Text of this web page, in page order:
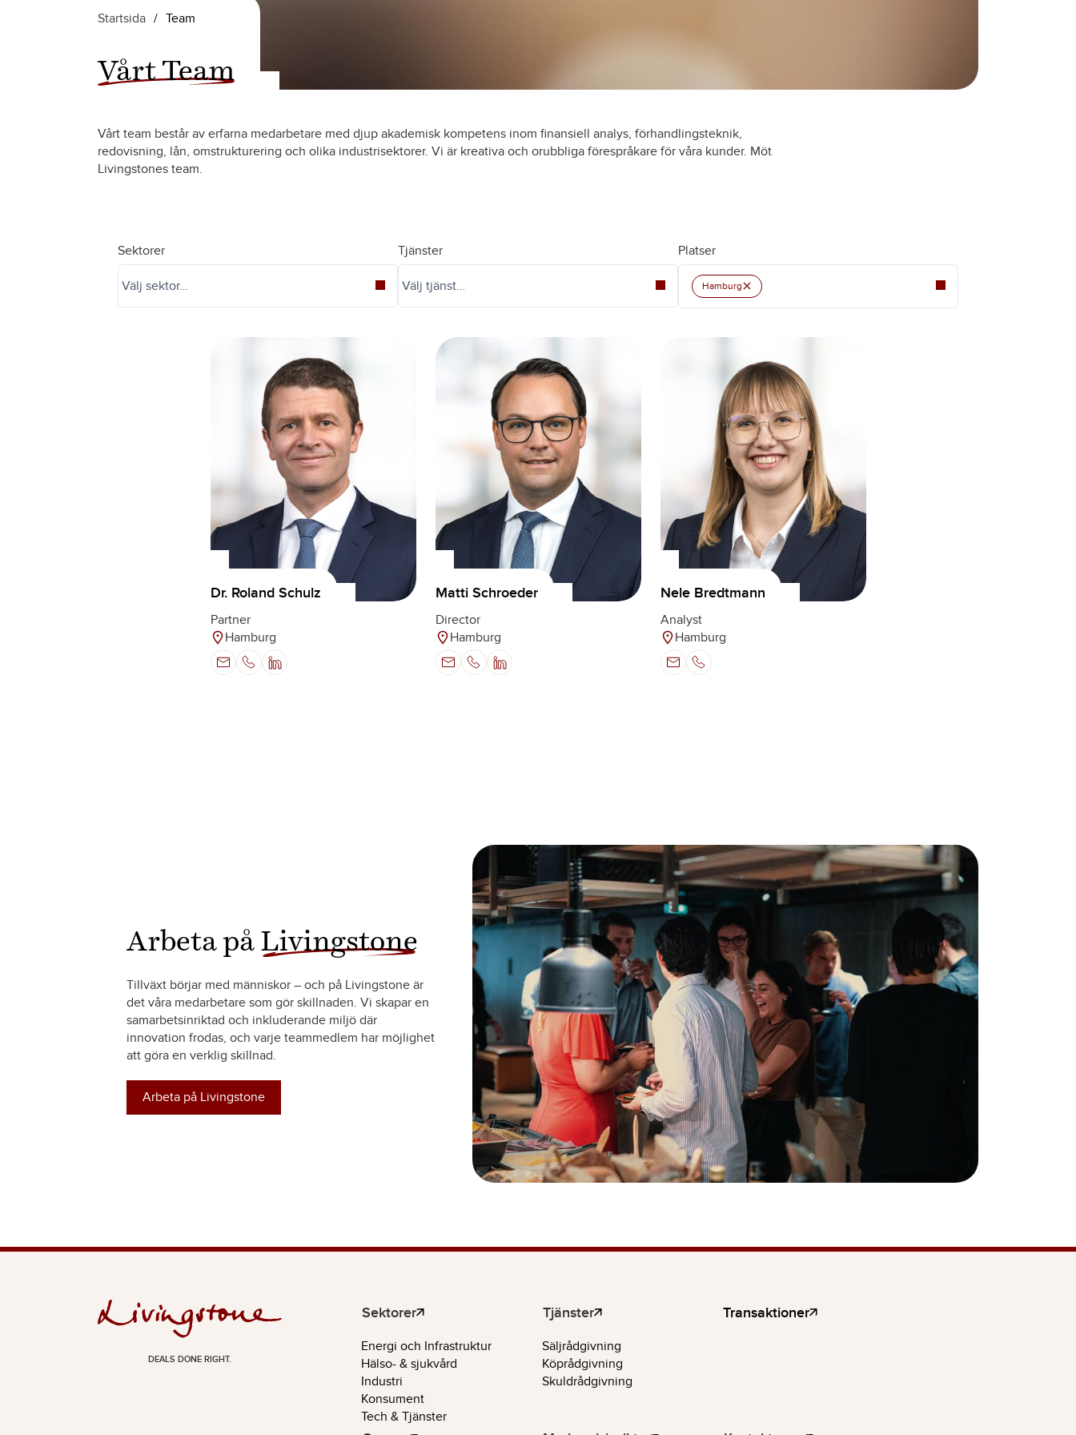
Startsida / Team
Vårt Team
Vårt team består av erfarna medarbetare med djup akademisk kompetens inom finansiell analys, förhandlingsteknik,
redovisning, lån, omstrukturering och olika industrisektorer. Vi är kreativa och orubbliga förespråkare för våra kunder. Möt
Livingstones team.
Sektorer Tjänster Platser
Hamburg×
Dr. Roland Schulz
Partner
Hamburg
Matti Schroeder
Director
Hamburg
Nele Bredtmann
Analyst
Hamburg
Arbeta på Livingstone
Tillväxt börjar med människor – och på Livingstone är
det våra medarbetare som gör skillnaden. Vi skapar en
samarbetsinriktad och inkluderande miljö där
innovation frodas, och varje teammedlem har möjlighet
att göra en verklig skillnad.
Arbeta på Livingstone
DEALS DONE RIGHT.
Sektorer
Energi och Infrastruktur
Hälso- & sjukvård
Industri
Konsument
Tech & Tjänster
Tjänster
Säljrådgivning
Köprådgivning
Skuldrådgivning
Transaktioner